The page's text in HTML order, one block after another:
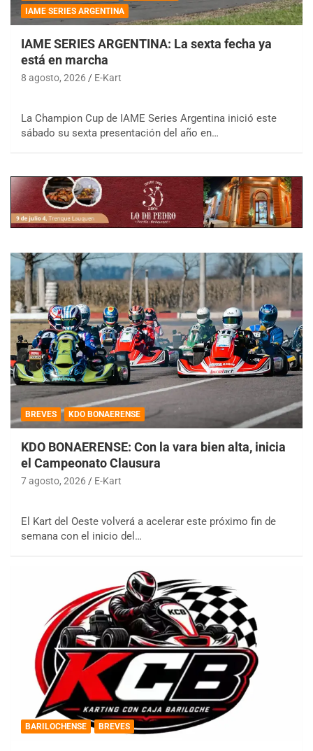
IAME SERIES ARGENTINA
IAME SERIES ARGENTINA: La sexta fecha ya
está en marcha
8 agosto, 2026 E-Kart
La Champion Cup de IAME Series Argentina inició este
sábado su sexta presentación del año en…
BREVES KDO BONAERENSE
KDO BONAERENSE: Con la vara bien alta, inicia
el Campeonato Clausura
7 agosto, 2026 E-Kart
El Kart del Oeste volverá a acelerar este próximo fin de
semana con el inicio del…
BARILOCHENSE BREVES